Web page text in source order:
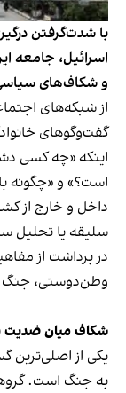
با شدت‌گرفتن
اسرائیل، جامعه
و شکاف‌های
از شبکه‌های
گفت‌وگوهای
اینکه «چه کسی
است؟» و «چگونه
داخل و خارج از
سلیقه یا تحلیل
در برداشت از
وطن‌دوستی، جنگ
شکاف میان ضدیت
یکی از اصلی‌ترین
به جنگ است.